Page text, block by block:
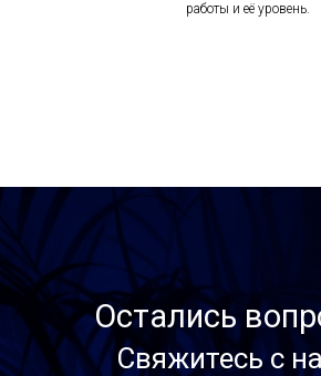
работы и её уровень.
Остались
Свяжитесь с